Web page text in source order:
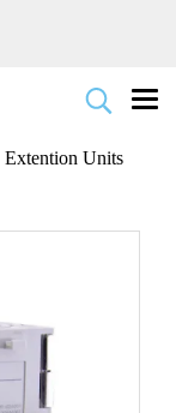
Extention Units